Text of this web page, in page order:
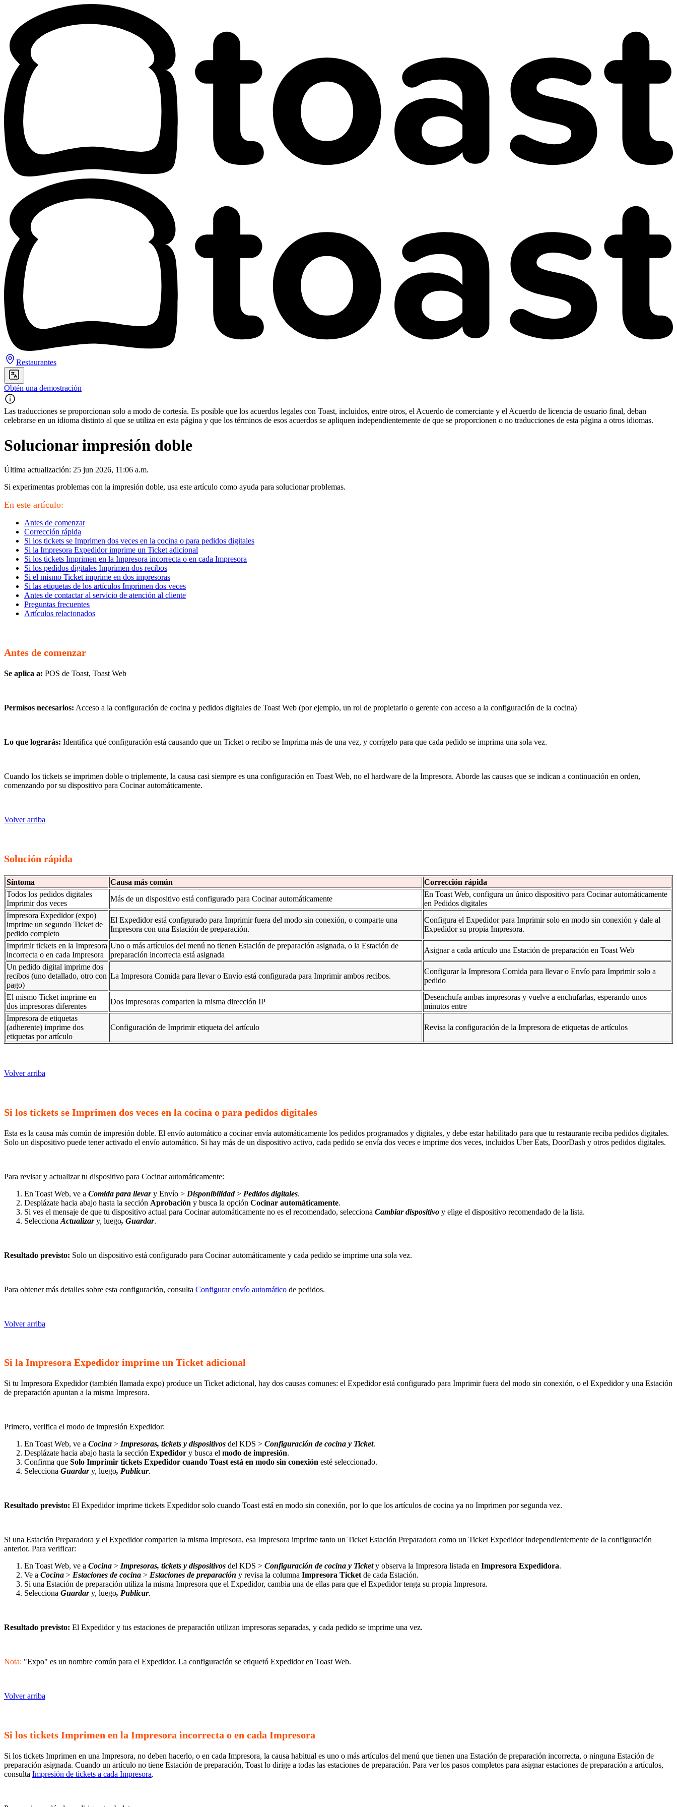
Restaurantes
Obtén una demostración
Las traducciones se proporcionan solo a modo de cortesía. Es posible que los acuerdos legales con Toast, incluidos, entre otros, el Acuerdo de comerciante y el Acuerdo de licencia de usuario final, deban
celebrarse en un idioma distinto al que se utiliza en esta página y que los términos de esos acuerdos se apliquen independientemente de que se proporcionen o no traducciones de esta página a otros idiomas.
Solucionar impresión doble
Última actualización: 25 jun 2026, 11:06 a.m.
Si experimentas problemas con la impresión doble, usa este artículo como ayuda para solucionar problemas.
En este artículo:
Antes de comenzar
Corrección rápida
Si los tickets se Imprimen dos veces en la cocina o para pedidos digitales
Si la Impresora Expedidor imprime un Ticket adicional
Si los tickets Imprimen en la Impresora incorrecta o en cada Impresora
Si los pedidos digitales Imprimen dos recibos
Si el mismo Ticket imprime en dos impresoras
Si las etiquetas de los artículos Imprimen dos veces
Antes de contactar al servicio de atención al cliente
Preguntas frecuentes
Artículos relacionados
Antes de comenzar
Se aplica a: POS de Toast, Toast Web
Permisos necesarios: Acceso a la configuración de cocina y pedidos digitales de Toast Web (por ejemplo, un rol de propietario o gerente con acceso a la configuración de la cocina)
Lo que lograrás: Identifica qué configuración está causando que un Ticket o recibo se Imprima más de una vez, y corrígelo para que cada pedido se imprima una sola vez.
Cuando los tickets se imprimen doble o triplemente, la causa casi siempre es una configuración en Toast Web, no el hardware de la Impresora. Aborde las causas que se indican a continuación en orden,
comenzando por su dispositivo para Cocinar automáticamente.
Volver arriba
Solución rápida
Síntoma Causa más común
Corrección rápida
Todos los pedidos digitales
Imprimir dos veces
Más de un dispositivo está configurado para Cocinar automáticamente
En Toast Web, configura un único dispositivo para Cocinar automáticamente
en Pedidos digitales
Impresora Expedidor (expo)
imprime un segundo Ticket de
pedido completo
El Expedidor está configurado para Imprimir fuera del modo sin conexión, o comparte una
Impresora con una Estación de preparación.
Configura el Expedidor para Imprimir solo en modo sin conexión y dale al
Expedidor su propia Impresora.
Imprimir tickets en la Impresora
incorrecta o en cada Impresora
Uno o más artículos del menú no tienen Estación de preparación asignada, o la Estación de
preparación incorrecta está asignada
Asignar a cada artículo una Estación de preparación en Toast Web
Un pedido digital imprime dos
recibos (uno detallado, otro con
pago)
La Impresora Comida para llevar o Envío está configurada para Imprimir ambos recibos.
Configurar la Impresora Comida para llevar o Envío para Imprimir solo a
pedido
El mismo Ticket imprime en
dos impresoras diferentes
Dos impresoras comparten la misma dirección IP
Desenchufa ambas impresoras y vuelve a enchufarlas, esperando unos
minutos entre
Impresora de etiquetas
(adherente) imprime dos
etiquetas por artículo
Configuración de Imprimir etiqueta del artículo Revisa la configuración de la Impresora de etiquetas de artículos
Volver arriba
Si los tickets se Imprimen dos veces en la cocina o para pedidos digitales
Esta es la causa más común de impresión doble. El envío automático a cocinar envía automáticamente los pedidos programados y digitales, y debe estar habilitado para que tu restaurante reciba pedidos digitales.
Solo un dispositivo puede tener activado el envío automático. Si hay más de un dispositivo activo, cada pedido se envía dos veces e imprime dos veces, incluidos Uber Eats, DoorDash y otros pedidos digitales.
Para revisar y actualizar tu dispositivo para Cocinar automáticamente:
En Toast Web, ve a Comida para llevary Envío > Disponibilidad> Pedidos digitales.
Desplázate hacia abajo hasta la sección Aprobación y busca la opción Cocinar automáticamente.
Si ves el mensaje de que tu dispositivo actual para Cocinar automáticamente no es el recomendado, selecciona Cambiar dispositivo y elige el dispositivo recomendado de la lista.
Selecciona Actualizary, luego, Guardar.
Resultado previsto: Solo un dispositivo está configurado para Cocinar automáticamente y cada pedido se imprime una sola vez.
Para obtener más detalles sobre esta configuración, consulta Configurar envío automático de pedidos.
Volver arriba
Si la Impresora Expedidor imprime un Ticket adicional
Si tu Impresora Expedidor (también llamada expo) produce un Ticket adicional, hay dos causas comunes: el Expedidor está configurado para Imprimir fuera del modo sin conexión, o el Expedidor y una Estación
de preparación apuntan a la misma Impresora.
Primero, verifica el modo de impresión Expedidor:
En Toast Web, ve a Cocina > Impresoras, tickets y dispositivos del KDS > Configuración de cocina y Ticket.
Desplázate hacia abajo hasta la sección Expedidor y busca el modo de impresión.
Confirma que Solo Imprimir tickets Expedidor cuando Toast está en modo sin conexión esté seleccionado.
Selecciona Guardary, luego, Publicar.
Resultado previsto: El Expedidor imprime tickets Expedidor solo cuando Toast está en modo sin conexión, por lo que los artículos de cocina ya no Imprimen por segunda vez.
Si una Estación Preparadora y el Expedidor comparten la misma Impresora, esa Impresora imprime tanto un Ticket Estación Preparadora como un Ticket Expedidor independientemente de la configuración
anterior. Para verificar:
En Toast Web, ve a Cocina > Impresoras, tickets y dispositivos del KDS > Configuración de cocina y Tickety observa la Impresora listada en Impresora Expedidora.
Ve a Cocina > Estaciones de cocina > Estaciones de preparación y revisa la columna Impresora Ticket de cada Estación.
Si una Estación de preparación utiliza la misma Impresora que el Expedidor, cambia una de ellas para que el Expedidor tenga su propia Impresora.
Selecciona Guardary, luego, Publicar.
Resultado previsto: El Expedidor y tus estaciones de preparación utilizan impresoras separadas, y cada pedido se imprime una vez.
Nota: "Expo" es un nombre común para el Expedidor. La configuración se etiquetó Expedidor en Toast Web.
Volver arriba
Si los tickets Imprimen en la Impresora incorrecta o en cada Impresora
Si los tickets Imprimen en una Impresora, no deben hacerlo, o en cada Impresora, la causa habitual es uno o más artículos del menú que tienen una Estación de preparación incorrecta, o ninguna Estación de
preparación asignada. Cuando un artículo no tiene Estación de preparación, Toast lo dirige a todas las estaciones de preparación. Para ver los pasos completos para asignar estaciones de preparación a artículos,
consulta Impresión de tickets a cada Impresora.